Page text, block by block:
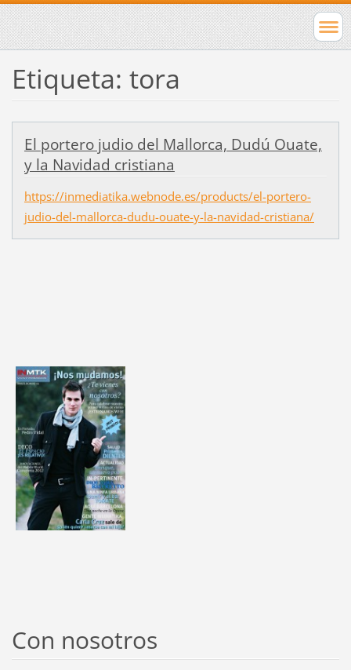
Etiqueta: tora
El portero judio del Mallorca, Dudú Ouate,
y la Navidad cristiana
https://inmediatika.webnode.es/products/el-portero-
judio-del-mallorca-dudu-ouate-y-la-navidad-cristiana/
Con nosotros